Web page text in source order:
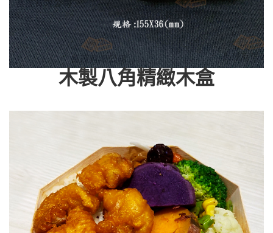
木製八角精緻木盒